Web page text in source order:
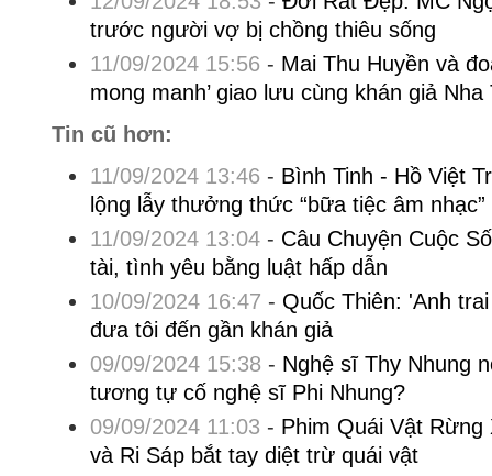
trước người vợ bị chồng thiêu sống
11/09/2024 15:56 - Mai Thu Huyền và
mong manh’ giao lưu cùng khán giả Nha
Tin cũ hơn:
11/09/2024 13:46 - Bình Tinh - Hồ Việt
lộng lẫy thưởng thức “bữa tiệc âm
11/09/2024 13:04- Câu Chuyện Cuộc
tài, tình yêu bằng luật hấp dẫn
10/09/2024 16:47 - Quốc Thiên: 'Anh
đưa tôi đến gần khán giả
09/09/2024 15:38 - Nghệ sĩ Thy Nhung
tương tự cố nghệ sĩ Phi Nhung?
09/09/2024 11:03 - Phim Quái Vật Rừng
và Ri Sáp bắt tay diệt trừ quái vật